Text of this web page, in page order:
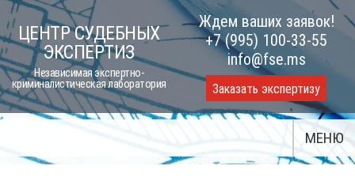
Skip
to
content
ЦЕНТР СУДЕБНЫХ
ЭКСПЕРТИЗ
Независимая экспертно-
криминалистическая лаборатория
Ждем ваших заявок!
+7 (995) 100-33-55
info@fse.ms
Заказать экспертизу
МЕНЮ